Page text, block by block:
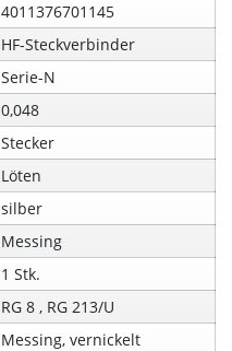
4011376701145
HF-Steckverbinder
Serie-N
0,048
Stecker
Löten
silber
Messing
1 Stk.
RG 8 , RG 213/U
Messing, vernickelt